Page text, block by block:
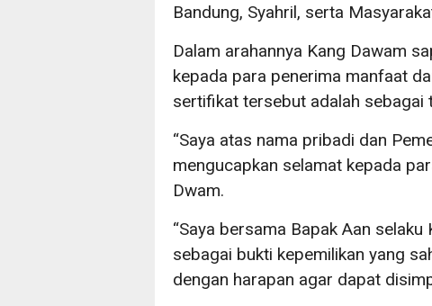
Bandung, Syahril, serta
Dalam arahannya Kang Dawam
kepada para penerima manfaat
sertifikat tersebut adalah sebagai
“Saya atas nama pribadi dan
mengucapkan selamat kepada
Dwam.
“Saya bersama Bapak Aan
sebagai bukti kepemilikan yang
dengan harapan agar dapat